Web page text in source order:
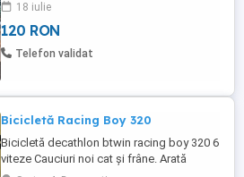
18 iulie
120 RON
Telefon validat
Bicicletă Racing Boy 320
Bicicletă decathlon btwin racing boy 320 6
viteze Cauciuri noi cat și frâne. Arată